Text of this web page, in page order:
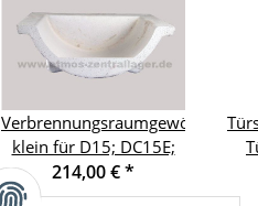
Verbrennungsraumgewölbe
klein für D15; DC15E;
214,00 €*